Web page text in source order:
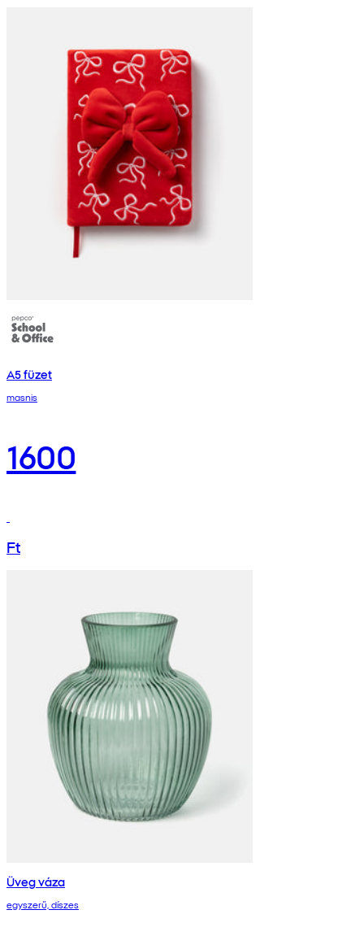
A5 füzet
masnis
1600
Ft
Üveg váza
egyszerű, díszes